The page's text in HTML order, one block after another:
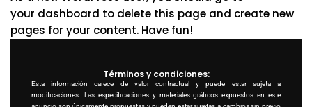
your dashboard to delete this page and create new
pages for your content. Have fun!
Términos y condiciones:
Esta información carece de valor contractual y puede estar sujeta a
modificaciones. Las especificaciones y materiales gráficos expuestos en este